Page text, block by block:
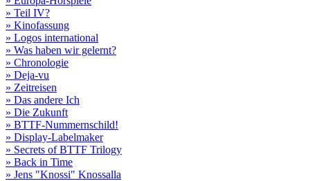
» Teil IV?
» Kinofassung
» Logos international
» Was haben wir gelernt?
» Chronologie
» Deja-vu
» Zeitreisen
» Das andere Ich
» Die Zukunft
» BTTF-Nummernschild!
» Display-Labelmaker
» Secrets of BTTF Trilogy
» Back in Time
» Jens "Knossi" Knossalla